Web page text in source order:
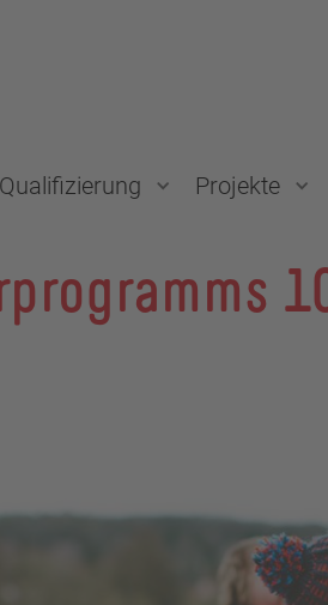
Qualifizierung Projekte